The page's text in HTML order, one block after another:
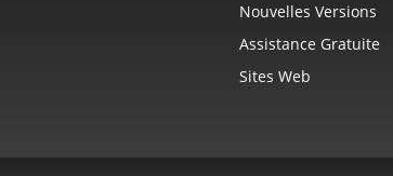
Nouvelles Versions
Assistance Gratuite
Sites Web